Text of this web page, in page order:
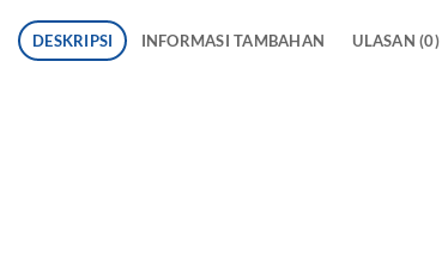
DESKRIPSI INFORMASI TAMBAHAN ULASAN (0)